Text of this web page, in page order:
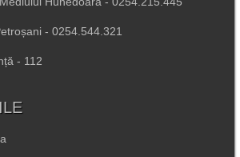
- 0254.544.321
- 112